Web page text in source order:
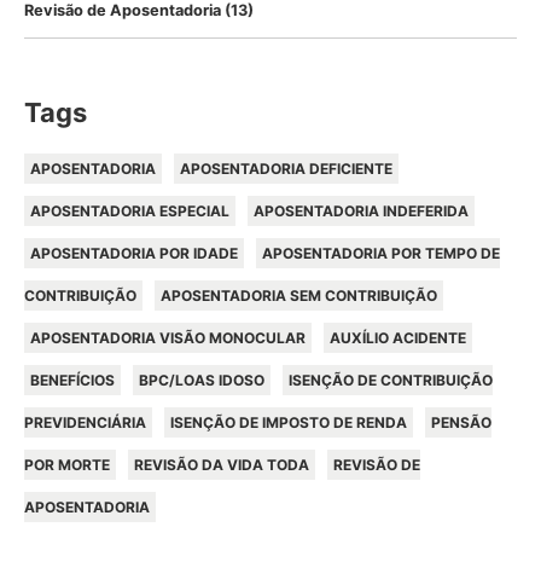
Revisão de Aposentadoria (13)
Tags
APOSENTADORIA APOSENTADORIA DEFICIENTE
APOSENTADORIA ESPECIAL APOSENTADORIA INDEFERIDA
APOSENTADORIA POR IDADE APOSENTADORIA POR TEMPO DE
CONTRIBUIÇÃO APOSENTADORIA SEM CONTRIBUIÇÃO
APOSENTADORIA VISÃO MONOCULAR AUXÍLIO ACIDENTE
BENEFÍCIOS BPC/LOAS IDOSO ISENÇÃO DE CONTRIBUIÇÃO
PREVIDENCIÁRIA ISENÇÃO DE IMPOSTO DE RENDA PENSÃO
POR MORTE REVISÃO DA VIDA TODA REVISÃO DE
APOSENTADORIA